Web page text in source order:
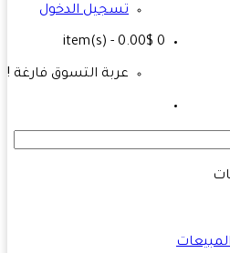
تسجيل الدخول
item(s)
- 0.00$
عربة التسوق فارغة !